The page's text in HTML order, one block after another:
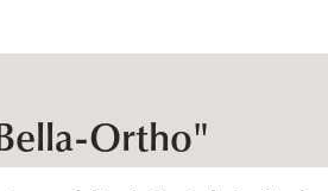
Ortho"